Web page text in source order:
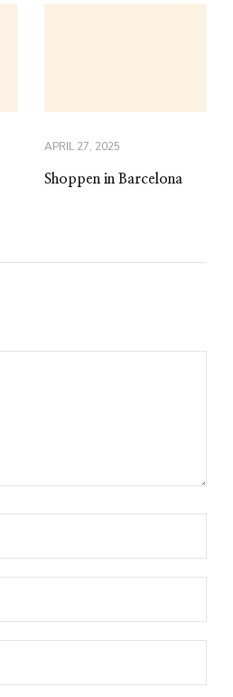
APRIL 27, 2025
Shoppen in Barcelona